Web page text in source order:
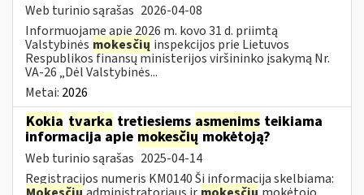
Web turinio sąrašas 2026-04-08
Informuojame apie 2026 m. kovo 31 d. priimtą
Valstybinės mokesčių inspekcijos prie Lietuvos
Respublikos finansų ministerijos viršininko įsakymą Nr.
VA-26 „Dėl Valstybinės...
Metai: 2026
Kokia tvarka tretiesiemsasmenims teikiama
informacija apie mokesčiųmokėtoją?
Web turinio sąrašas 2025-04-14
Registracijos numeris KM0140 Ši informacija skelbiama: